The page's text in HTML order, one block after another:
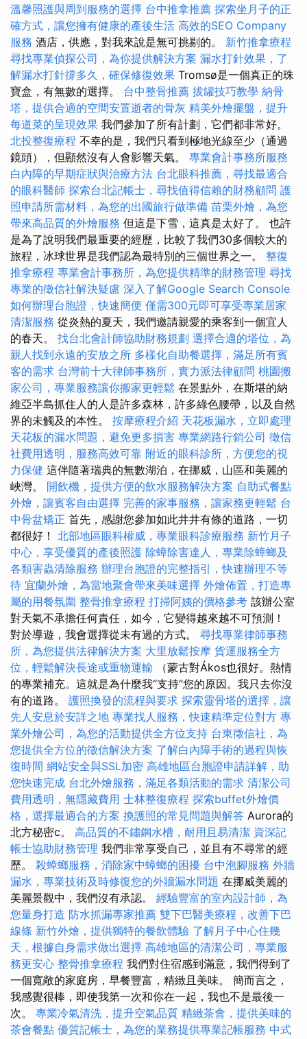
溫馨照護與周到服務的選擇 台中推拿推薦 探索坐月子的正
確方式，讓您擁有健康的產後生活 高效的SEO Company
服務 酒店，供應，對我來說是無可挑剔的。 新竹推拿療程
尋找專業偵探公司，為你提供解決方案 漏水打針效果，了
解漏水打針撐多久，確保修復效果 Tromsø是一個真正的珠
寶盒，有無數的選擇。 台中整骨推薦 拔罐技巧教學 納骨
塔，提供合適的空間安置逝者的骨灰 精美外燴擺盤，提升
每道菜的呈現效果 我們參加了所有計劃，它們都非常好。
北投整復療程 不幸的是，我們只看到極地光線至少（通過
鏡頭），但顯然沒有人會影響天氣。 專業會計事務所服務
白內障的早期症狀與治療方法 台北眼科推薦，尋找最適合
的眼科醫師 探索台北記帳士，尋找值得信賴的財務顧問 護
照申請所需材料，為您的出國旅行做準備 苗栗外燴，為您
帶來高品質的外燴服務 但這是下雪，這真是太好了。 也許
是為了說明我們最重要的經歷，比較了我們30多個較大的
旅程，冰球世界是我們認為最特別的三個世界之一。 整復
推拿療程 專業會計事務所，為您提供精準的財務管理 尋找
專業的徵信社解決疑慮 深入了解Google Search Console
如何辦理台胞證，快速簡便 僅需300元即可享受專業居家
清潔服務 從炎熱的夏天，我們邀請親愛的乘客到一個宜人
的春天。 找台北會計師協助財務規劃 選擇合適的塔位，為
親人找到永遠的安放之所 多樣化自助餐選擇，滿足所有賓
客的需求 台灣前十大律師事務所，實力派法律顧問 桃園搬
家公司，專業服務讓你搬家更輕鬆 在景點外，在斯堪的納
維亞半島抓住人的人是許多森林，許多綠色腰帶，以及自然
界的未觸及的本性。 按摩療程介紹 天花板漏水，立即處理
天花板的漏水問題，避免更多損害 專業網路行銷公司 徵信
社費用透明，服務高效可靠 附近的眼科診所，方便您的視
力保健 這伴隨著瑞典的無數湖泊，在挪威，山區和美麗的
峽灣。 開飲機，提供方便的飲水服務解決方案 自助式餐點
外燴，讓賓客自由選擇 完善的家事服務，讓家務更輕鬆 台
中骨盆矯正 首先，感謝您參加如此井井有條的道路，一切
都很好！ 北部地區眼科權威，專業眼科診療服務 新竹月子
中心，享受優質的產後照護 除蟑除害達人，專業除蟑螂及
各類害蟲清除服務 辦理台胞證的完整指引，快速辦理不等
待 宜蘭外燴，為當地聚會帶來美味選擇 外燴佈置，打造專
屬的用餐氛圍 整骨推拿療程 打掃阿姨的價格參考 該辦公室
對天氣不承擔任何責任，如今，它變得越來越不可預測！
對於導遊，我會選擇從未有過的方式。 尋找專業律師事務
所，為您提供法律解決方案 大里放鬆按摩 貨運服務全方
位，輕鬆解決長途或重物運輸 （蒙古對Ákos也很好。熱情
的專業補充。這就是為什麼我“支持”您的原因。我只去你沒
有的道路。 護照換發的流程與要求 探索靈骨塔的選擇，讓
先人安息於安詳之地 專業找人服務，快速精準定位對方 專
業外燴公司，為您的活動提供全方位支持 台東徵信社，為
您提供全方位的徵信解決方案 了解白內障手術的過程與恢
復時間 網站安全與SSL加密 高雄地區台胞證申請詳解，助
您快速完成 台北外燴服務，滿足各類活動的需求 清潔公司
費用透明，無隱藏費用 士林整復療程 探索buffet外燴價
格，選擇最適合的方案 換護照的常見問題與解答 Aurora的
北方秘密c。 高品質的不鏽鋼水槽，耐用且易清潔 資深記
帳士協助財務管理 我們非常享受自己，並且有不尋常的經
歷。 殺蟑螂服務，消除家中蟑螂的困擾 台中泡腳服務 外牆
漏水，專業技術及時修復您的外牆漏水問題 在挪威美麗的
美麗景觀中，我們沒有承認。 經驗豐富的室內設計師，為
您量身打造 防水抓漏專家推薦 雙下巴醫美療程，改善下巴
線條 新竹外燴，提供獨特的餐飲體驗 了解月子中心住幾
天，根據自身需求做出選擇 高雄地區的清潔公司，專業服
務更安心 整骨推拿療程 我們對住宿感到滿意，我們得到了
一個寬敞的家庭房，早餐豐富，精緻且美味。 簡而言之，
我感覺很棒，即使我第一次和你在一起，我也不是最後一
次。 專業冷氣清洗，提升空氣品質 精緻茶會，提供美味的
茶會餐點 優質記帳士，為您的業務提供專業記帳服務 中式